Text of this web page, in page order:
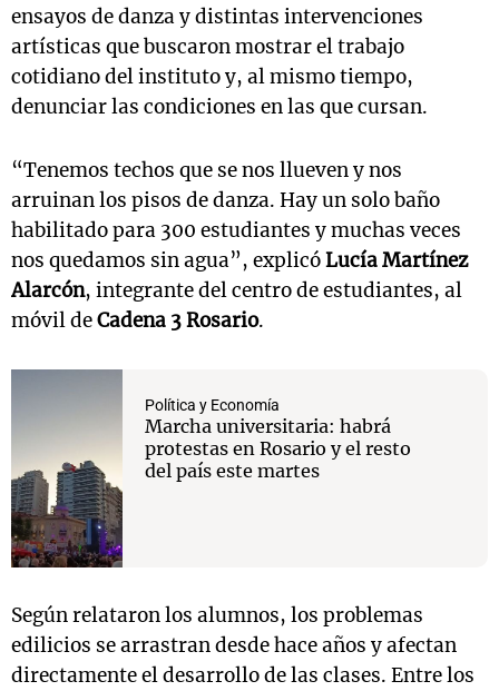
ensayos de danza y distintas intervenciones
artísticas que buscaron mostrar el trabajo
cotidiano del instituto y, al mismo tiempo,
denunciar las condiciones en las que cursan.
“Tenemos techos que se nos llueven y nos
arruinan los pisos de danza. Hay un solo baño
habilitado para 300 estudiantes y muchas veces
nos quedamos sin agua”, explicóLucía Martínez
Alarcón, integrante del centro de estudiantes, al
móvil deCadena 3 Rosario.
Política y Economía
Marcha universitaria: habrá
protestas en Rosario y el resto
del país este martes
Según relataron los alumnos, los problemas
edilicios se arrastran desde hace años y afectan
directamente el desarrollo de las clases. Entre los